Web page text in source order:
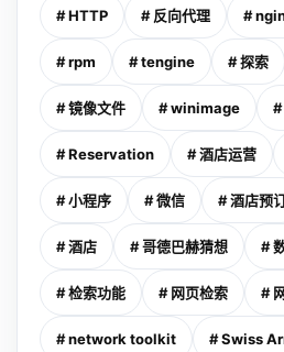
# HTTP # 反向代理 #
# rpm # tengine # 探索
# 镜像文件 # winimage #
# Reservation # 酒店运营
# 小程序 # 微信 # 酒店预
# 酒店 # 哥德巴赫猜想 #
# 检索功能 # 网页检索 #
# network toolkit # Swiss